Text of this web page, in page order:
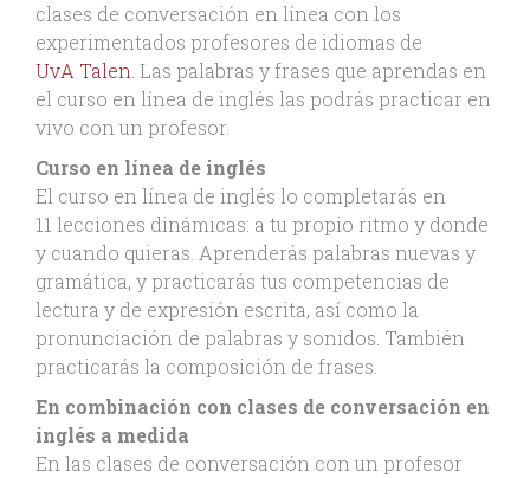
clases de conversación en línea con los
experimentados profesores de idiomas de
UvA Talen. Las palabras y frases que aprendas en
el curso en línea de inglés las podrás practicar en
vivo con un profesor.
Curso en línea de inglés
El curso en línea de inglés lo completarás en
11 lecciones dinámicas: a tu propio ritmo y donde
y cuando quieras. Aprenderás palabras nuevas y
gramática, y practicarás tus competencias de
lectura y de expresión escrita, así como la
pronunciación de palabras y sonidos. También
practicarás la composición de frases.
En combinación con clases de conversación en
inglés a medida
En las clases de conversación con un profesor